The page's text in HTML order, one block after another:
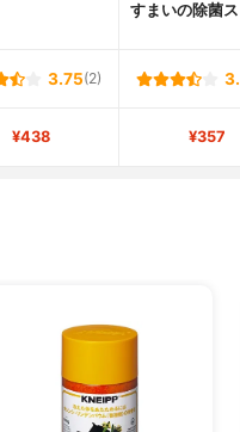
すまいの除菌
3.75(2)
¥438 ¥357